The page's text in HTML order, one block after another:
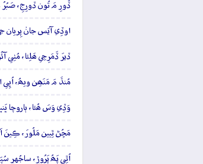
ڏُورِ مَ تُون ڏورِجِ،
اوڏِي آيَس جانۡ
ڏيرَ ڏَمَرِجِي ھَلِئا، مُٺِي
مُنڌَ مَ مَنَھِن ويھُ، اُڀِي
وَڏِي وَسَ ھُئا، ٻاروچا
مَڇُڻ ٿِيين مَلُورَ، ڪِينَ
اُٿِي پَھُ پَرُوڙِ، ساجُهرِ